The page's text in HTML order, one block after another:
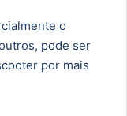
o
pode ser
por mais